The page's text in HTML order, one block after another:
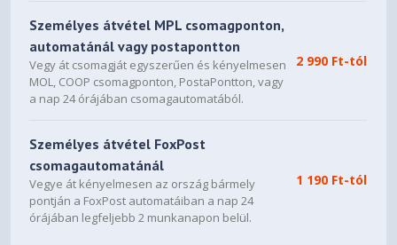
- Bizonyos harmadik féltől származó alkalmazások esetén
„A Windows 10 beszerzése” alkalmazás ellenőrzi az adott
alkalmazás kompatibilitását. Amennyiben olyan ismert
probléma áll fenn, amely megakadályozná a frissítést,
és az alkalmazások eltávolításra kerülnek a rendszerből a
frissítés előtt. Kérjük, készítsen másolatot a listáról,
mielőtt elfogadja az alkalmazások eltávolítását.
- A Microsoft Családbiztonság funkció esetén a helyi
Személyes átvétel MPL csomagponton,
automatánál vagy postapontton
Vegy át csomagját egyszerűen és kényelmesen
MOL, COOP csomagponton, PostaPontton, vagy
a nap 24 órájában csomagautomatából.
2 990 Ft-tól
Személyes átvétel FoxPost
csomagautomatánál
Vegye át kényelmesen az ország bármely
pontján a FoxPost automatáiban a nap 24
órájában legfeljebb 2 munkanapon belül.
1 190 Ft-tól